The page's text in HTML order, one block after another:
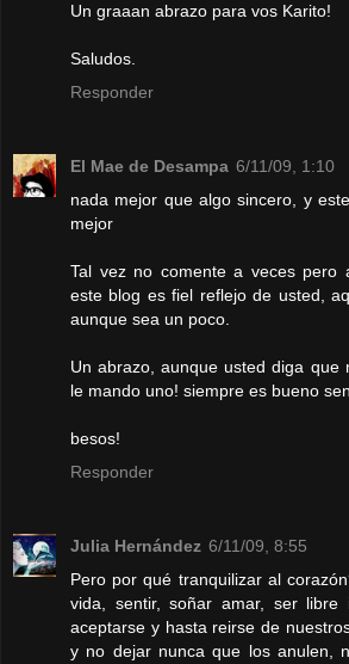
Un graaan abrazo para vos Karito!
Saludos.
Responder
El Mae de Desampa 6/11/09, 1:10
nada mejor que algo sincero, y
mejor
Tal vez no comente a veces pero
este blog es fiel reflejo de usted,
aunque sea un poco.
Un abrazo, aunque usted diga que
le mando uno! siempre es bueno
besos!
Responder
Julia Hernández 6/11/09, 8:55
Pero por qué tranquilizar al
vida, sentir, soñar amar, ser libre
aceptarse y hasta reirse de
y no dejar nunca que los anulen,